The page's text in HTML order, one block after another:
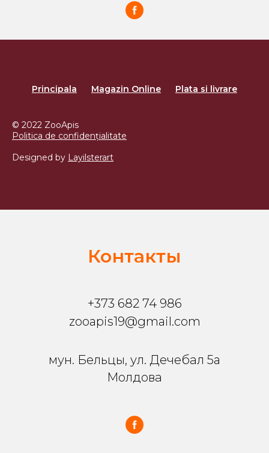
Principala Magazin Online Plata si livrare
© 2022 ZooApis
Politica de confidențialitate
Designed by Layilsterart
Контакты
+373 682 74 986
zooapis19@gmail.com
мун. Бельцы, ул. Дечебал 5a
Молдова